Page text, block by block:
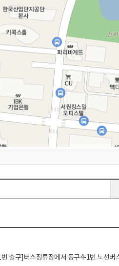
출구]버스정류장에서 동구4-1번 노선